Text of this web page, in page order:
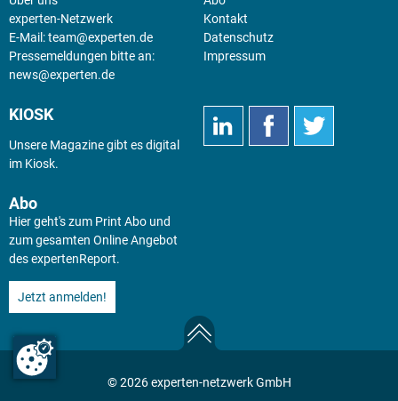
experten-Netzwerk
E-Mail:team@experten.de
Pressemeldungen bitte an:
news@experten.de
Kontakt
Datenschutz
Impressum
KIOSK
Unsere Magazine gibt es digital
im Kiosk.
Abo
Hier geht's zum Print Abo und
zum gesamten Online Angebot
des expertenReport.
Jetzt anmelden!
© 2026 experten-netzwerk GmbH